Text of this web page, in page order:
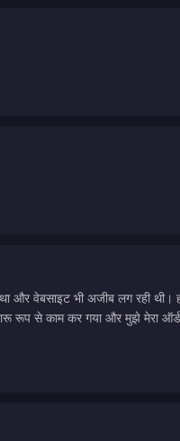
वेबसाइट भी अजीब लग रही थी।
रूप से काम कर गया और मुझे मेरा